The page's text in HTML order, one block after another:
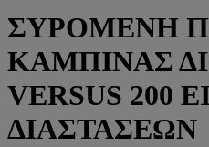
ΣΥΡΟΜΕΝΗ
ΚΑΜΠΙΝΑΣ
VERSUS 200
ΔΙΑΣΤΑΣΕΩΝ